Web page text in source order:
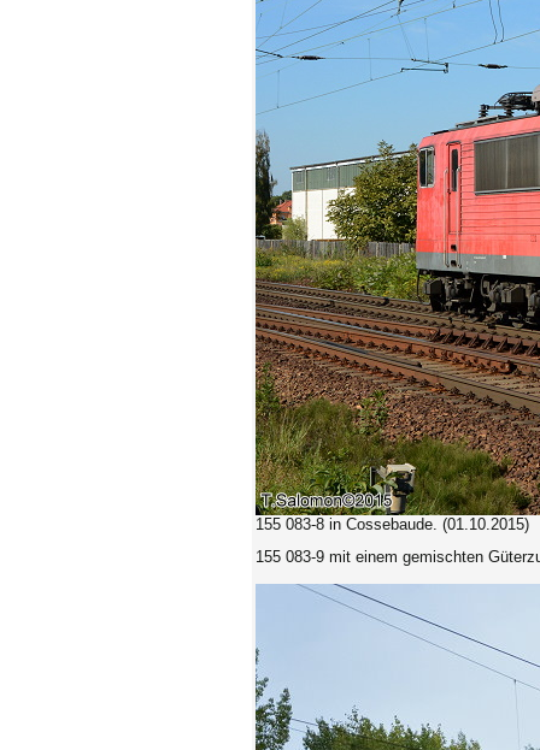
155 083-8 in Cossebaude. (01.10.2015)
155 083-9 mit einem gemischten